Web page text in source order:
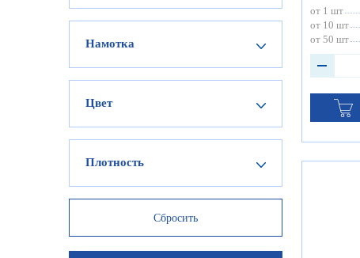
Намотка
Цвет
Плотность
от 1 шт
от 10 шт
от 50 шт